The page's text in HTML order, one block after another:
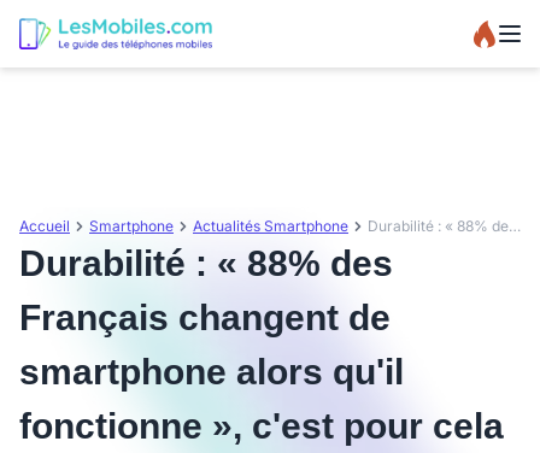
Accueil Smartphone Actualités Smartphone Durabilité : « 88% des Français changent de smartphone alors qu'il fonctionne », c'est pour cela que ce smartphone est pensé
Durabilité : « 88% des
Français changent de
smartphone alors qu'il
fonctionne », c'est pour cela